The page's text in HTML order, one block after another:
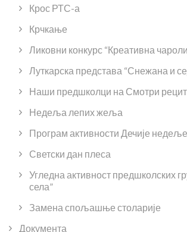
Крос РТС-а
Крчкање
Ликовни конкурс “Креативна
Луткарска представа “Снежана и
Наши предшколци на Смотри
Недеља лепих жеља
Програм активности Дечије
Светски дан плеса
Угледна активност предшколских
села”
Замена спољашње столарије
Документа